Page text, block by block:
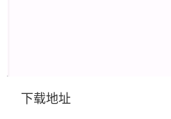
下载地址